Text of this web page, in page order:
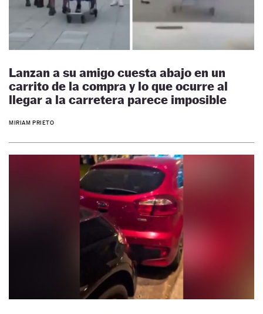
Lanzan a su amigo cuesta abajo en un
carrito de la compra y lo que ocurre al
llegar a la carretera parece imposible
MIRIAM PRIETO